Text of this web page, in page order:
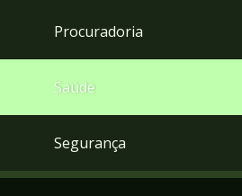
Procuradoria
Saúde
Segurança